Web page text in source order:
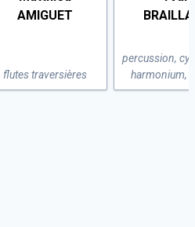
AMIGUET
flutes traversières
percussion,
harmonium,